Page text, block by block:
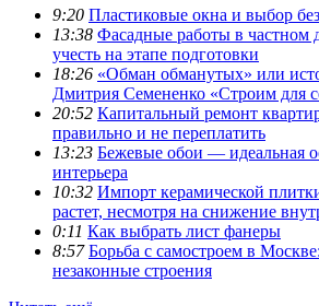
9:20 Пластиковые окна и выбор
13:38 Фасадные работы в частном
учесть на этапе подготовки
18:26 «Обман обманутых» или
Дмитрия Семененко «Строим для
20:52 Капитальный ремонт
правильно и не переплатить
13:23 Бежевые обои — идеальная
интерьера
10:32 Импорт керамической
растет, несмотря на снижение
0:11 Как выбрать лист фанеры
8:57 Борьба с самостроем в
незаконные строения